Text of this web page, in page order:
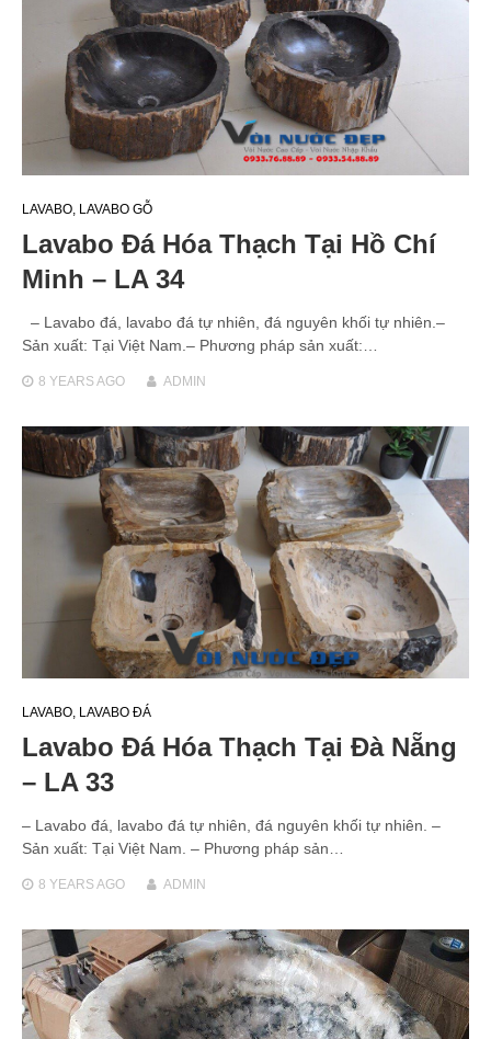
LAVABO, LAVABO GỖ
Lavabo Đá Hóa Thạch Tại Hồ Chí
Minh – LA 34
– Lavabo đá, lavabo đá tự nhiên, đá nguyên khối tự nhiên.–
Sản xuất: Tại Việt Nam.– Phương pháp sản xuất:…
8 YEARSAGO ADMIN
LAVABO, LAVABO ĐÁ
Lavabo Đá Hóa Thạch Tại Đà Nẵng
– LA 33
– Lavabo đá, lavabo đá tự nhiên, đá nguyên khối tự nhiên. –
Sản xuất: Tại Việt Nam. – Phương pháp sản…
8 YEARSAGO ADMIN